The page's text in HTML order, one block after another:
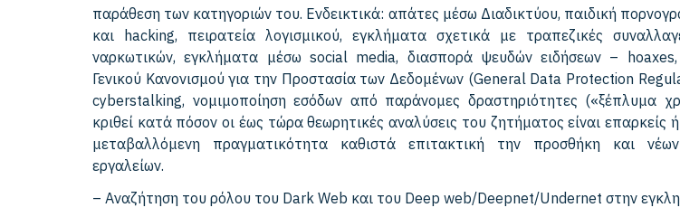
παράθεση των κατηγοριών του. Ενδεικτικά: απάτες μέσω Διαδικτύου, παιδική
και hacking, πειρατεία λογισμικού, εγκλήματα σχετικά με τραπεζικές
ναρκωτικών, εγκλήματα μέσω social media, διασπορά ψευδών ειδήσεων – hoaxes,
Γενικού Κανονισμού για την Προστασία των Δεδομένων (General Data Protection
cyberstalking, νομιμοποίηση εσόδων από παράνομες δραστηριότητες («ξέπλυμα
κριθεί κατά πόσον οι έως τώρα θεωρητικές αναλύσεις του ζητήματος είναι επαρκείς
μεταβαλλόμενη πραγματικότητα καθιστά επιτακτική την προσθήκη και
εργαλείων.
– Αναζήτηση του ρόλου του Dark Web και του Deep web/Deepnet/Undernet στην